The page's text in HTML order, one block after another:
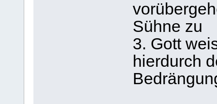
Sühne
3. Gott
hierdurch